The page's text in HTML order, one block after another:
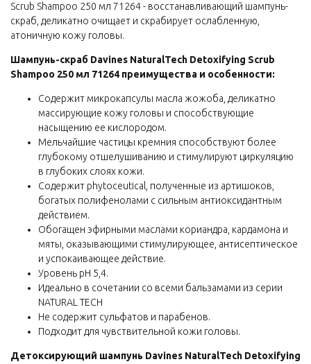
Scrub Shampoo 250 мл 71264 - восстанавливающий шампунь-
скраб, деликатно очищает и скрабирует ослабленную,
атоничную кожу головы.
Шампунь-скраб Davines NaturalTech Detoxifying Scrub
Shampoo 250 мл 71264 преимущества и особенности:
Содержит микрокапсулы масла жожоба, деликатно
массирующие кожу головы и способствующие
насыщению ее кислородом.
Мельчайшие частицы кремния способствуют более
глубокому отшелушиванию и стимулируют циркуляцию
в глубоких слоях кожи.
Содержит phytoceutical, полученные из артишоков,
богатых полифенолами с сильным антиоксидантным
действием.
Обогащен эфирными маслами кориандра, кардамона и
мяты, оказывающими стимулирующее, антисептическое
и успокаивающее действие.
Уровень pH 5,4.
Идеально в сочетании со всеми бальзамами из серии
NATURAL TECH
Не содержит сульфатов и парабенов.
Подходит для чувствительной кожи головы.
Детоксирующий шампунь Davines NaturalTech Detoxifying